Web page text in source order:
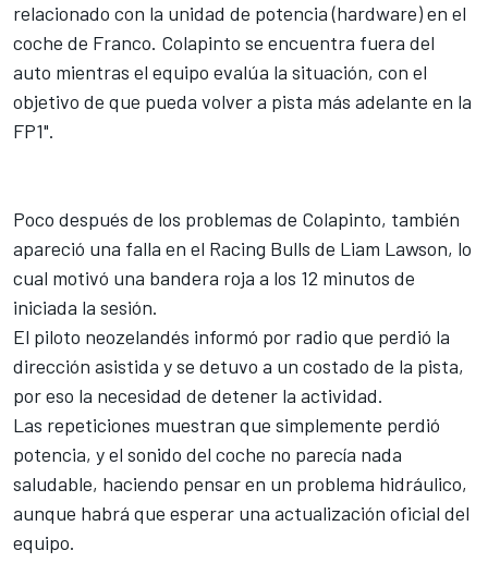
relacionado con la unidad de potencia (hardware) en el
coche de Franco. Colapinto se encuentra fuera del
auto mientras el equipo evalúa la situación, con el
objetivo de que pueda volver a pista más adelante en la
FP1".
Poco después de los problemas de Colapinto, también
apareció una falla en el Racing Bulls de Liam Lawson, lo
cual motivó una bandera roja a los 12 minutos de
iniciada la sesión.
El piloto neozelandés informó por radio que perdió la
dirección asistida y se detuvo a un costado de la pista,
por eso la necesidad de detener la actividad.
Las repeticiones muestran que simplemente perdió
potencia, y el sonido del coche no parecía nada
saludable, haciendo pensar en un problema hidráulico,
aunque habrá que esperar una actualización oficial del
equipo.